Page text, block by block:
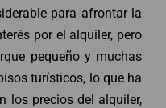
para afrontar la
por el alquiler, pero
pequeño y muchas
turísticos, lo que ha
los precios del alquiler,